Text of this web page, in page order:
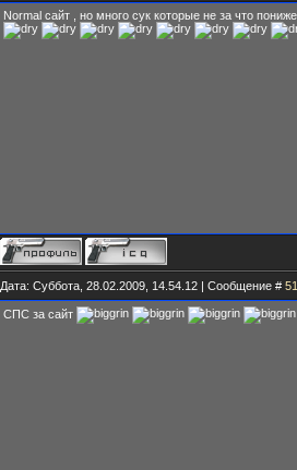
Normal сайт , но много сук которые не за что
Дата: Суббота, 28.02.2009, 14.54.12 | Сообщение # 51
СПС за сайт